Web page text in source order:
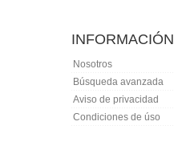
INFORMACIÓN
Nosotros
Búsqueda avanzada
Aviso de privacidad
Condiciones de úso